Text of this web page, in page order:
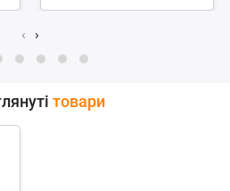
‹ ›
товари